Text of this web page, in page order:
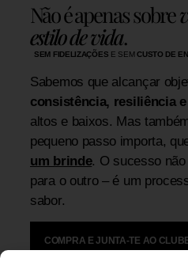
Não é apenas sobre
estilo de vida.
SEM FIDELIZAÇÕES E SEMCUSTO DE
Sabemos que alcançar
consistência, resiliência
altos e baixos. Mas
pequeno passo importa,
um brinde. O sucesso
para o outro – é um
sabor.
COMPRA E JUNTA-TE AO